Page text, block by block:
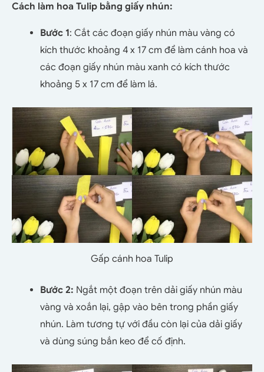
Cách làm hoa Tulip bằng giấy nhún:
Bước 1: Cắt các đoạn giấy nhún màu vàng có
kích thước khoảng 4 x 17 cm để làm cánh hoa và
các đoạn giấy nhún màu xanh có kích thước
khoảng 5 x 17 cm để làm lá.
Gấp cánh hoa Tulip
Bước 2: Ngắt một đoạn trên dải giấy nhún màu
vàng và xoắn lại, gập vào bên trong phần giấy
nhún. Làm tương tự với đầu còn lại của dải giấy
và dùng súng bắn keo để cố định.